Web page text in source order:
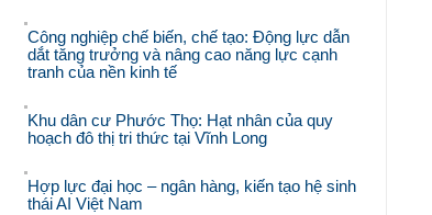
Công nghiệp chế biến, chế tạo: Động lực dẫn
dắt tăng trưởng và nâng cao năng lực cạnh
tranh của nền kinh tế
Khu dân cư Phước Thọ: Hạt nhân của quy
hoạch đô thị tri thức tại Vĩnh Long
Hợp lực đại học – ngân hàng, kiến tạo hệ sinh
thái AI Việt Nam